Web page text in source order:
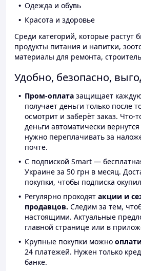
Одежда и обувь
Красота и здоровье
Среди категорий, которые растут
продукты питания и напитки,
материалы для ремонта,
Удобно, безопасно,
Пром-оплата защищает
получает деньги только после
осмотрит и заберёт заказ.
деньги автоматически
нужно переплачивать за
почте.
С подпиской Smart —
Украине за 50 грн в месяц.
покупки, чтобы подписка
Регулярно проходят акции и
продавцов. Следим за тем,
настоящими. Актуальные
главной странице или в
Крупные покупки можно
24 платежей. Нужен только
банке.